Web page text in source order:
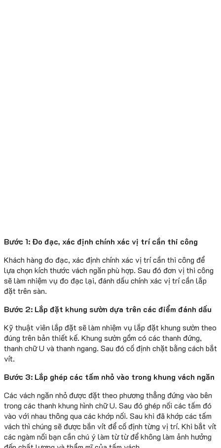
Bước 1: Đo đạc, xác định chính xác vị trí cần thi công
Khách hàng đo đạc, xác định chính xác vị trí cần thi công để
lựa chọn kích thước vách ngăn phù hợp. Sau đó đơn vị thi công
sẽ làm nhiệm vụ đo đạc lại, đánh dấu chính xác vị trí cần lắp
đặt trên sàn.
Bước 2: Lắp đặt khung sườn dựa trên các điểm đánh dấu
Kỹ thuật viên lắp đặt sẽ làm nhiệm vụ lắp đặt khung sườn theo
đúng trên bản thiết kế. Khung sườn gồm có các thanh đứng,
thanh chữ U và thanh ngang. Sau đó cố định chặt bằng cách bắt
vít.
Bước 3: Lắp ghép các tấm nhỏ vào trong khung vách ngăn
Các vách ngăn nhỏ được đặt theo phương thẳng đứng vào bên
trong các thanh khung hình chữ U. Sau đó ghép nối các tấm đó
vào với nhau thông qua các khớp nối. Sau khi đã khớp các tấm
vách thì chúng sẽ được bắn vít để cố định từng vị trí. Khi bắt vít
các ngàm nối bạn cần chú ý làm từ từ để không làm ảnh hưởng